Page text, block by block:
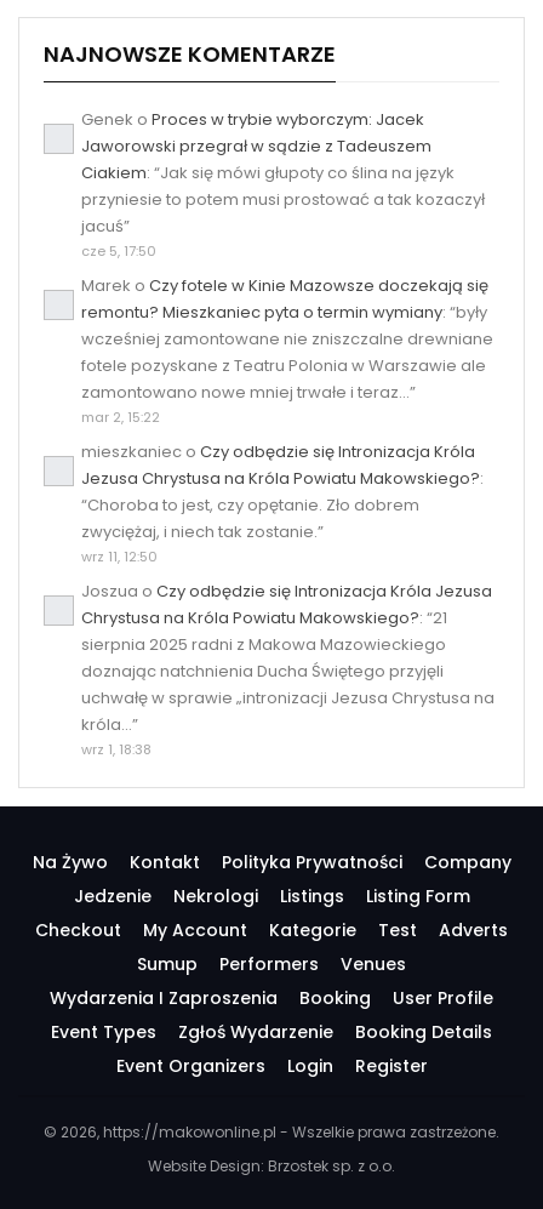
NAJNOWSZE KOMENTARZE
Genek o Proces w trybie wyborczym: Jacek
Jaworowski przegrał w sądzie z Tadeuszem
Ciakiem: “Jak się mówi głupoty co ślina na język
przyniesie to potem musi prostować a tak kozaczył
jacuś”
cze 5, 17:50
Marek o Czy fotele w Kinie Mazowsze doczekają się
remontu? Mieszkaniec pyta o termin wymiany: “były
wcześniej zamontowane nie zniszczalne drewniane
fotele pozyskane z Teatru Polonia w Warszawie ale
zamontowano nowe mniej trwałe i teraz…”
mar 2, 15:22
mieszkaniec o Czy odbędzie się Intronizacja Króla
Jezusa Chrystusa na Króla Powiatu Makowskiego?:
“Choroba to jest, czy opętanie. Zło dobrem
zwyciężaj, i niech tak zostanie.”
wrz 11, 12:50
Joszua o Czy odbędzie się Intronizacja Króla Jezusa
Chrystusa na Króla Powiatu Makowskiego?: “21
sierpnia 2025 radni z Makowa Mazowieckiego
doznając natchnienia Ducha Świętego przyjęli
uchwałę w sprawie „intronizacji Jezusa Chrystusa na
króla…”
wrz 1, 18:38
Na Żywo Kontakt Polityka Prywatności
Company
Jedzenie
Nekrologi Listings
Listing Form
Checkout
My Account Kategorie Test
Adverts
Sumup
Performers
Venues
Wydarzenia I Zaproszenia
Booking
User Profile
Event Types
Zgłoś Wydarzenie
Booking Details
Event Organizers
Login Register
© 2026, https://makowonline.pl - Wszelkie prawa zastrzeżone.
Website Design: Brzostek sp. z o.o.